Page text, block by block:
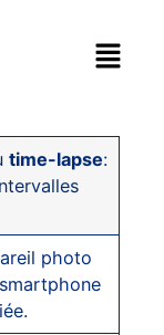
time-lapse:
photo